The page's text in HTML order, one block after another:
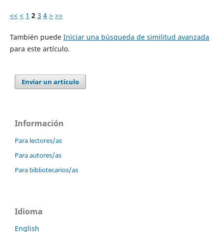
<< < 1 2 3 4 > >>
También puede Iniciar una búsqueda de similitud avanzada
para este artículo.
Enviar un artículo
Información
Para lectores/as
Para autores/as
Para bibliotecarios/as
Idioma
English